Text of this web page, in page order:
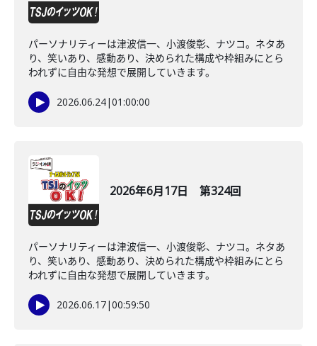
パーソナリティーは津波信一、小渡俊彰、ナツコ。ネタあ
り、笑いあり、感動あり、決められた構成や枠組みにとら
われずに自由な発想で展開していきます。
2026.06.24|01:00:00
2026年6月17日 第324回
パーソナリティーは津波信一、小渡俊彰、ナツコ。ネタあ
り、笑いあり、感動あり、決められた構成や枠組みにとら
われずに自由な発想で展開していきます。
2026.06.17|00:59:50